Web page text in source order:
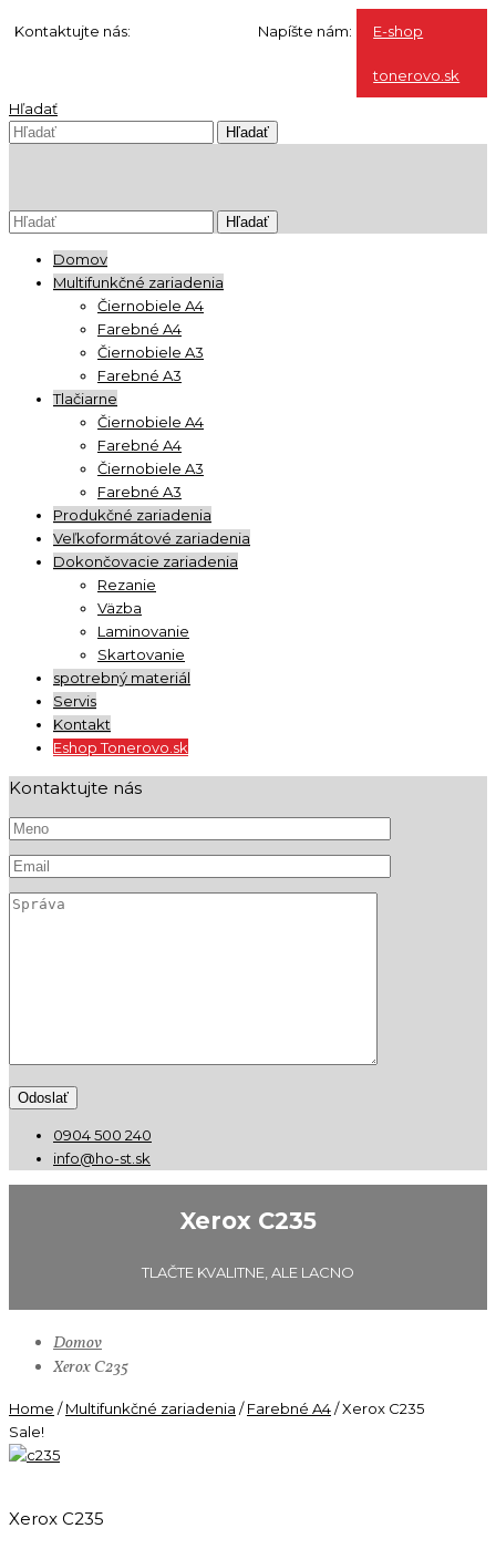
Kontaktujte nás: Napíšte nám: E-shop
tonerovo.sk
Hľadať
Domov
Multifunkčné zariadenia
Čiernobiele A4
Farebné A4
Čiernobiele A3
Farebné A3
Tlačiarne
Čiernobiele A4
Farebné A4
Čiernobiele A3
Farebné A3
Produkčné zariadenia
Veľkoformátové zariadenia
Dokončovacie zariadenia
Rezanie
Väzba
Laminovanie
Skartovanie
spotrebný materiál
Servis
Kontakt
Eshop Tonerovo.sk
Kontaktujte nás
0904 500 240
info@ho-st.sk
Xerox C235
TLAČTE KVALITNE, ALE LACNO
Domov
Xerox C235
Home /Multifunkčné zariadenia /Farebné A4/ Xerox C235
Sale!
Xerox C235